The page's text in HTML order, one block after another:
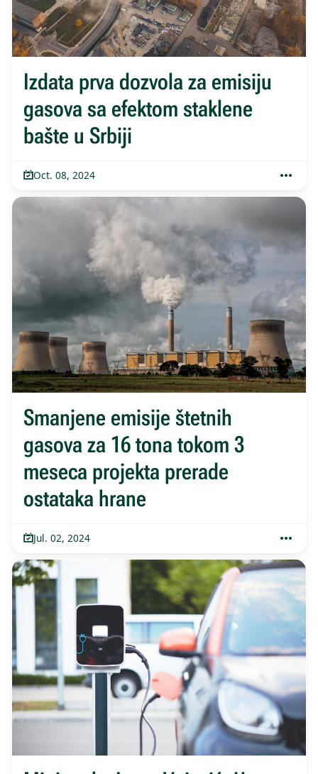
Izdata prva dozvola za emisiju
gasova sa efektom staklene
bašte u Srbiji
Oct. 08, 2024
Smanjene emisije štetnih
gasova za 16 tona tokom 3
meseca projekta prerade
ostataka hrane
Jul. 02, 2024